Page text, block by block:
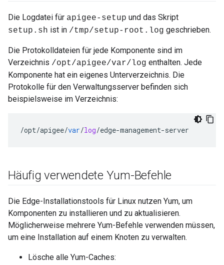
Die Logdatei für apigee-setup und das Skript
setup.sh ist in /tmp/setup-root.log geschrieben.
Die Protokolldateien für jede Komponente sind im
Verzeichnis /opt/apigee/var/log enthalten. Jede
Komponente hat ein eigenes Unterverzeichnis. Die
Protokolle für den Verwaltungsserver befinden sich
beispielsweise im Verzeichnis:
/opt/apigee/var/log/edge-management-server
Häufig verwendete Yum-Befehle
Die Edge-Installationstools für Linux nutzen Yum, um
Komponenten zu installieren und zu aktualisieren.
Möglicherweise mehrere Yum-Befehle verwenden müssen,
um eine Installation auf einem Knoten zu verwalten.
Lösche alle Yum-Caches: